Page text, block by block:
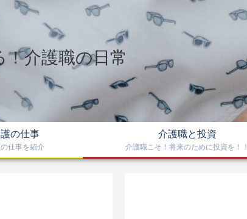
介護職の日常
の仕事
仕事を紹介
介護職と投資
介護職こそ！将来のために投資を！！